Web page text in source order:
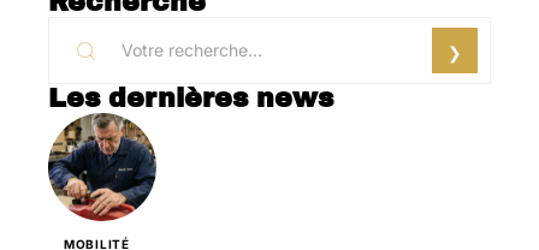
Les dernières news
MOBILITÉ